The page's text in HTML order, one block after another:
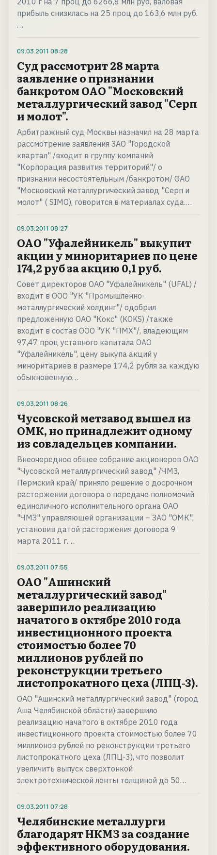
прибыль снизилась на 25 проц до 163,6 млн руб.
…
09.03.2011 08:28
Суд рассмотрит 28 марта
заявление о признании
банкротом ОАО "Московский
металлургический завод "Серп
и молот".
Арбитражный суд Москвы назначил на 28 марта
рассмотрение заявления ЗАО "Городской
квартал" /входит в группу компаний
"Корпорация развития территорий"/ о
признании несостоятельным /банкротом/ ОАО
"Московский металлургический завод "Серп и
молот" ( SIMO), говорится в материалах суда.…
09.03.2011 08:27
ОАО "Уфалейникель" выкупит
акции у миноритариев по цене
174,2 руб за акцию 0,1 руб.
Совет директоров ОАО "Уфалейникель" (UFAL) /
входит в ООО "УК "Промышленно-
металлургический холдинг"/ одобрил
предложенную ОАО "Кокс" (KOKS) /также
входит в состав ООО "УК "ПМХ"/, владеющим
97,47 проц уставного капитала ОАО
"Уфалейникель", цену выкупа акций у
миноритариев в размере 174,2 рубля за каждую
обыкновенную…
09.03.2011 08:26
Чусовской метзавод вышел из
ОМК, но принадлежит одному
из совладельцев компании.
Внеочередное общее собрание акционеров ОАО
"Чусовской металлургический завод" /ЧМЗ,
Пермский край/ приняло решение о досрочном
расторжении договора о передаче полномочий
единоличного исполнительного органа ОАО
"ЧМЗ" управляющей организации – ЗАО "ОМК",
установив датой расторжения договора 9
марта 2011 г.…
09.03.2011 07:55
ОАО "Ашинский
металлургический завод"
завершило реализацию
начатого в октябре 2010 года
инвестиционного проекта
стоимостью более 70
миллионов рублей по
реконструкции третьего
листопрокатного цеха (ЛПЦ-3).
ОАО "Ашинский металлургический завод" (город
Аша Челябинской области) завершило
реализацию начатого в октябре 2010 года
инвестиционного проекта стоимостью более 70
миллионов рублей по реконструкции третьего
листопрокатного цеха (ЛПЦ-3), что позволит
увеличить выпуск сверхтонкой
электротехнической ленты толщиной до 50…
09.03.2011 07:28
Челябинские металлурги
благодарят НКМЗ за создание
эффективного оборудования.